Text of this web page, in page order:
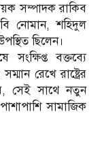
সম্পাদক রাকিব
নোমান, শহিদুল
ছিলেন।
সংক্ষিপ্ত বক্তব্যে
রেখে রাষ্ট্রের
সেই সাথে নতুন
সামাজিক